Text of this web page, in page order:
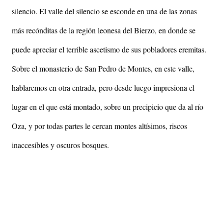
silencio. El valle del silencio se esconde en una de las zonas
más recónditas de la región leonesa del Bierzo, en donde se
puede apreciar el terrible ascetismo de sus pobladores eremitas.
Sobre el monasterio de San Pedro de Montes, en este valle,
hablaremos en otra entrada, pero desde luego impresiona el
lugar en el que está montado, sobre un precipicio que da al río
Oza, y por todas partes le cercan montes altísimos, riscos
inaccesibles y oscuros bosques.